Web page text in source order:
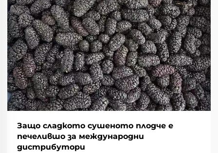
Защо сладкото сушеното плодче е
печелившо за международни
дистрибутори